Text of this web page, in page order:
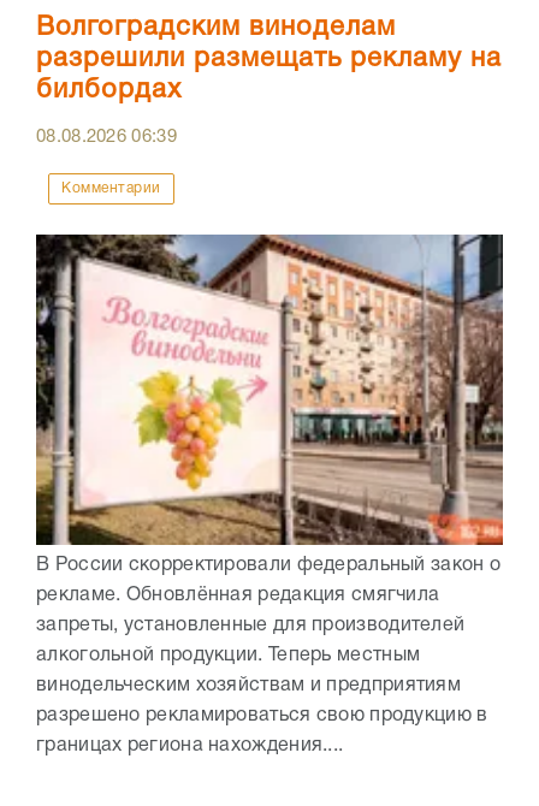
Волгоградским виноделам
разрешили размещать рекламу на
билбордах
08.08.202606:39
Комментарии
В России скорректировали федеральный закон о
рекламе. Обновлённая редакция смягчила
запреты, установленные для производителей
алкогольной продукции. Теперь местным
винодельческим хозяйствам и предприятиям
разрешено рекламироваться свою продукцию в
границах региона нахождения....